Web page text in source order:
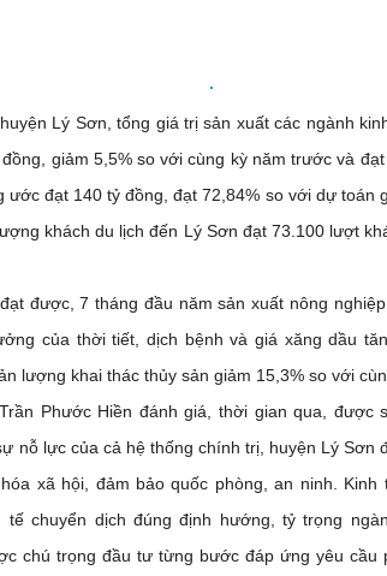
Lý Sơn, tổng giá trị sản xuất các ngành
giảm 5,5% so với cùng kỳ năm trước và
ước đạt 140 tỷ đồng, đạt 72,84% so với dự toán
khách du lịch đến Lý Sơn đạt 73.100 lượt
được, 7 tháng đầu năm sản xuất nông
của thời tiết, dịch bệnh và giá xăng dầu
lượng khai thác thủy sản giảm 15,3% so với
Phước Hiền đánh giá, thời gian qua, được
nỗ lực của cả hệ thống chính trị, huyện Lý Sơn
xã hội, đảm bảo quốc phòng, an ninh.
chuyển dịch đúng định hướng, tỷ trọng
chú trọng đầu tư từng bước đáp ứng yêu cầu